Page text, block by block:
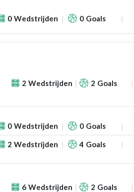
0 Wedstrijden 0 Goals
2 Wedstrijden 2 Goals
0 Wedstrijden 0 Goals
2 Wedstrijden 4 Goals
6 Wedstrijden 2 Goals